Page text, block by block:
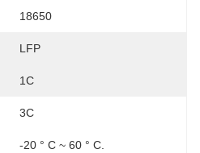
18650
LFP
1C
3C
-20 ° C ~ 60 ° C.